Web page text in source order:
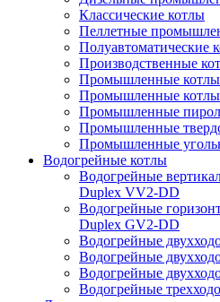
Классические котлы
Пеллетные
Полуавтоматические
Производственные
Промышленные котлы
Промышленные котлы
Промышленные
Промышленные
Промышленные
Водогрейные котлы
Водогрейные
Duplex VV2-DD
Водогрейные
Duplex GV2-DD
Водогрейные
Водогрейные
Водогрейные
Водогрейные